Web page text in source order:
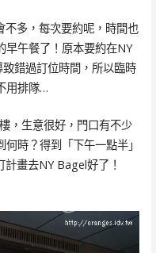
不多，每次要約呢，時間也
早午餐了！原本要約在NY
錯過訂位時間，所以臨時
用排隊…
，生意很好，門口有不少
時？得到「下午一點半」
計畫去NY Bagel好了！